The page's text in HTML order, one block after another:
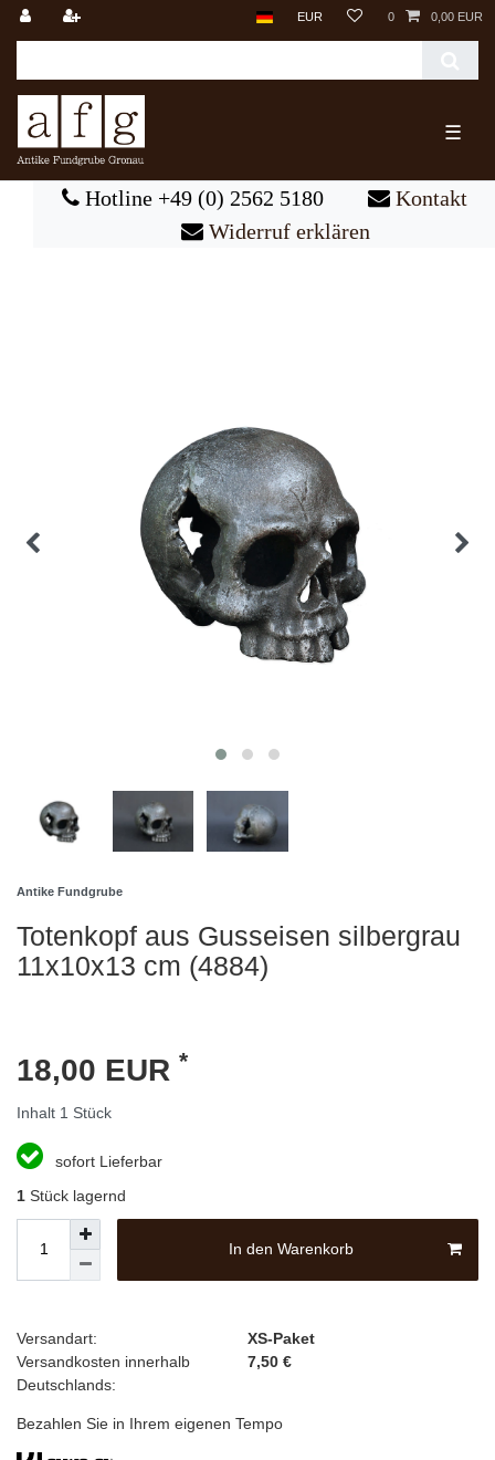
EUR 0 0,00 EUR
☰
Hotline +49 (0) 2562 5180
Kontakt
Widerruf erklären
Antike Fundgrube
Totenkopf aus Gusseisen silbergrau
11x10x13 cm (4884)
18,00 EUR *
Inhalt 1 Stück
sofort Lieferbar
1 Stück lagernd
In den Warenkorb
Versandart:
XS-Paket
Versandkosten innerhalb
Deutschlands:
7,50 €
Bezahlen Sie in Ihrem eigenen Tempo